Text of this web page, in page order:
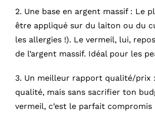
2. Une base en argent massif : Le
être appliqué sur du laiton ou du
les allergies !). Le vermeil, lui,
de l’argent massif. Idéal pour les
3. Un meilleur rapport qualité/prix
qualité, mais sans sacrifier ton
vermeil, c’est le parfait compromis